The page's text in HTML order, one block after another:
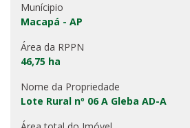
Munícipio
Macapá - AP
Área da RPPN
46,75 ha
Nome da Propriedade
Lote Rural nº 06 A Gleba AD-A